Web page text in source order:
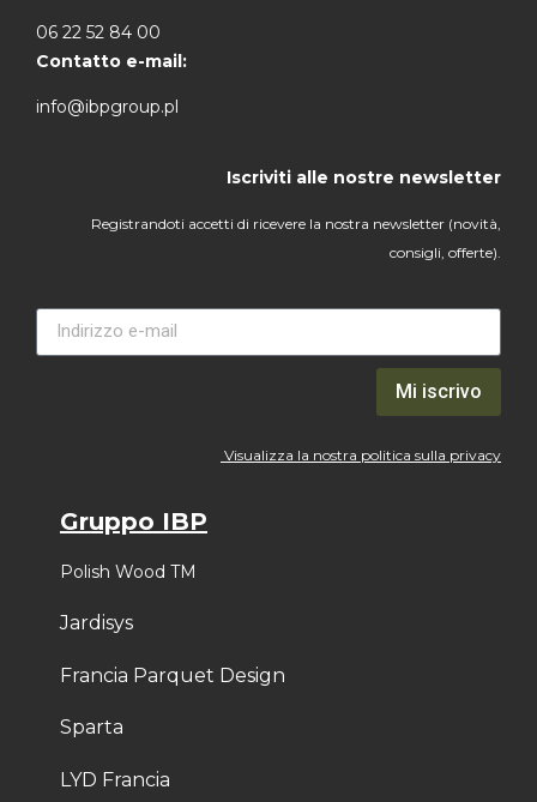
06 22 52 84 00
Contatto e-mail:
info@ibpgroup.pl
Iscriviti alle nostre newsletter
Registrandoti accetti di ricevere la nostra newsletter (novità,
consigli, offerte).
Mi iscrivo
Visualizza la nostra politica sulla privacy
Gruppo IBP
Polish Wood TM
Jardisys
Francia Parquet Design
Sparta
LYD Francia